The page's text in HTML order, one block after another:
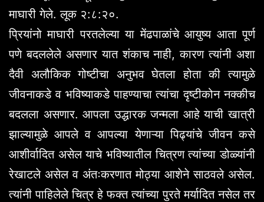
माघारी गेले. लूक २:८:२०.
प्रियांनो माघारी परतलेल्या या मेंढपाळांचे आयुष्य आता पूर्ण
पणे बदललेले असणार यात शंकाच नाही, कारण त्यांनी अशा
दैवी अलौकिक गोष्टीचा अनुभव घेतला होता की त्यामुळे
जीवनाकडे व भविष्याकडे पाहण्याचा त्यांचा दृष्टीकोन नक्कीच
बदलला असणार. आपला उद्धारक जन्मला आहे याची खात्री
झाल्यामुळे आपले व आपल्या येणाऱ्या पिढ्यांचे जीवन कसे
आशीर्वादित असेल याचे भविष्यातील चित्रण त्यांच्या डोळ्यांनी
रेखाटले असेल व अंतःकरणात मोठ्या आशेने साठवले असेल.
त्यांनी पाहिलेले चित्र हे फक्त त्यांच्या पुरते मर्यादित नसेल तर